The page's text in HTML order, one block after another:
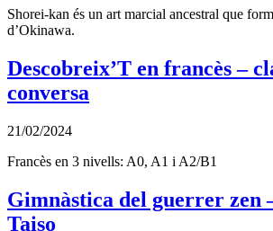
Shorei-kan és un art marcial ancestral que
d’Okinawa.
Descobreix’T en francès –
conversa
21/02/2024
Francès en 3 nivells: A0, A1 i A2/B1
Gimnàstica del guerrer zen
Taiso